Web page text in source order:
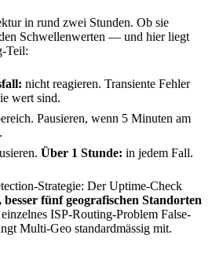
in rund zwei Stunden. Ob sie
Schwellenwerten — und hier liegt
Teil:
nicht reagieren. Transiente Fehler
wert sind.
Pausieren, wenn 5 Minuten am
Über 1 Stunde: in jedem Fall.
Strategie: Der Uptime-Check
besser fünf geografischen Standorten
ISP-Routing-Problem False-
Multi-Geo standardmässig mit.